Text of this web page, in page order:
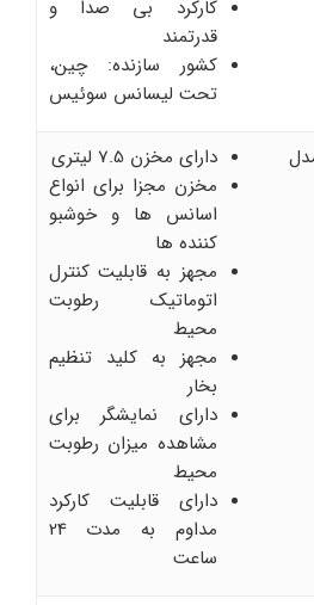
کارکرد بی صدا و
قدرتمند
کشور سازنده: چین،
تحت لیسانس سوئیس
دارای مخزن 7.5 لیتری
مخزن مجزا برای انواع
اسانس ها و خوشبو
کننده ها
مجهز به قابلیت کنترل
اتوماتیک رطوبت
محیط
مجهز به کلید تنظیم
بخار
دارای نمایشگر برای
مشاهده میزان رطوبت
محیط
دارای قابلیت کارکرد
مداوم به مدت 24
ساعت